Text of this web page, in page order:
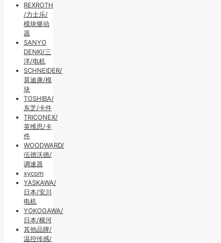
REXROTH
/力士乐/
模块驱动
器
SANYO
DENKI/三
洋/电机
SCHNEIDER/
莫迪康/模
块
TOSHIBA/
东芝/卡件
TRICONEX/
英维思/卡
件
WOODWARD/
伍德沃德/
调速器
xycom
YASKAWA/
日本/安川
电机
YOKOGAWA/
日本/横河
其他品牌/
温控传感/